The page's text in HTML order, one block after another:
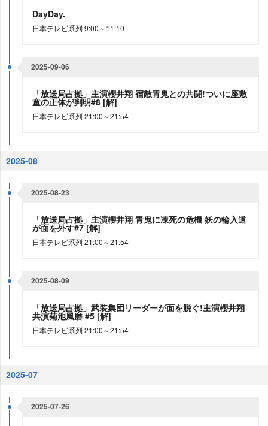
DayDay.
日本テレビ系列 9:00～11:10
2025-09-06
「放送局占拠」主演櫻井翔 宿敵青鬼との共闘!ついに座敷
童の正体が判明#8 [解]
日本テレビ系列 21:00～21:54
2025-08
2025-08-23
「放送局占拠」主演櫻井翔 青鬼に凍死の危機 妖の輪入道
が面を外す#7 [解]
日本テレビ系列 21:00～21:54
2025-08-09
「放送局占拠」武装集団リーダーが面を脱ぐ!主演櫻井翔
共演菊池風磨 #5 [解]
日本テレビ系列 21:00～21:54
2025-07
2025-07-26